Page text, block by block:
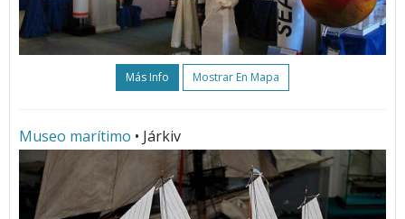
Más Info Mostrar En Mapa
Museo marítimo • Járkiv